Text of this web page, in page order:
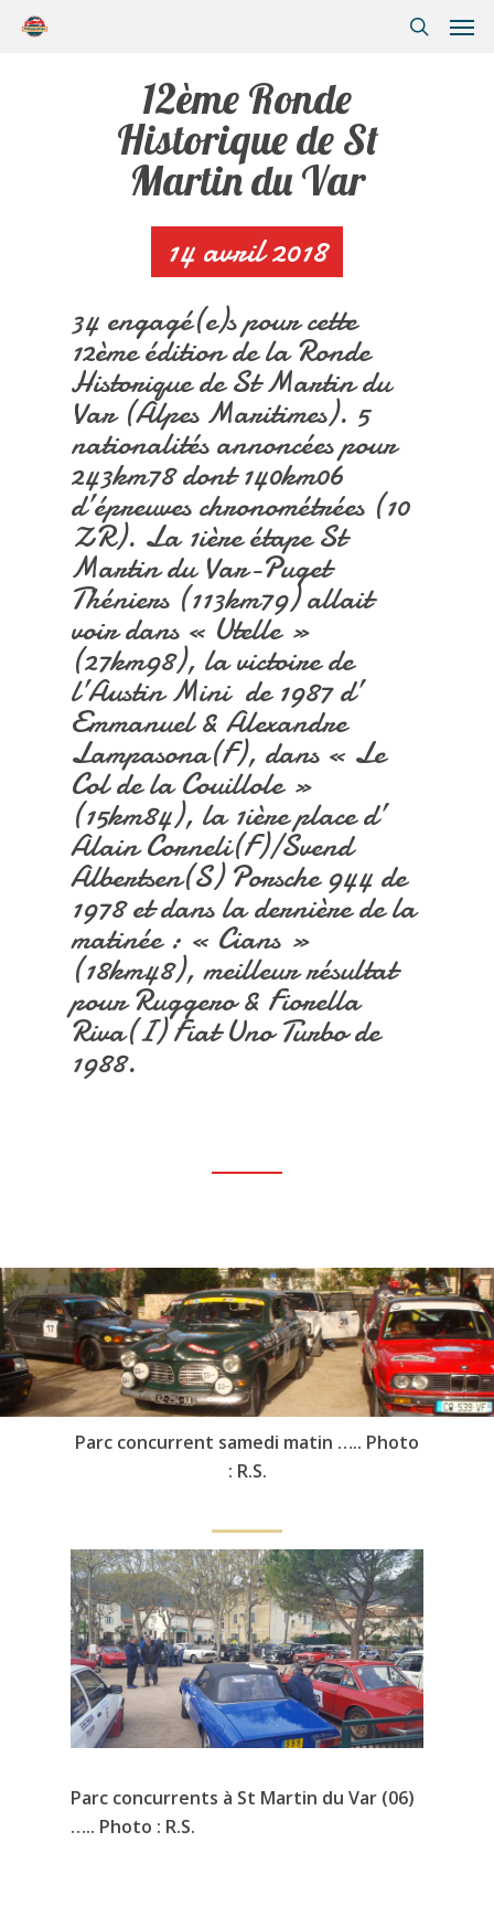
12ème Ronde
Historique de St
Martin du Var
14 avril 2018
34 engagé(e)s pour cette
12ème édition de la Ronde
Historique de St Martin du
Var (Alpes Maritimes). 5
nationalités annoncées pour
243km78 dont 140km06
d’épreuves chronométrées (10
ZR). La 1ière étape St
Martin du Var-Puget
Théniers (113km79)allait
voir dans « Utelle »
(27km98), la victoire de
l’Austin Mini de 1987 d’
Emmanuel & Alexandre
Lampasona(F), dans « Le
Col de la Couillole »
(15km84), la 1ière place d’
Alain Corneli(F)/Svend
Albertsen(S) Porsche 944 de
1978 et dans la dernière de la
matinée : « Cians »
(18km48), meilleur résultat
pour Ruggero & Fiorella
Riva(I) Fiat Uno Turbo de
1988.
Parc concurrent samedi matin ….. Photo
: R.S.
Parc concurrents à St Martin du Var (06)
….. Photo : R.S.